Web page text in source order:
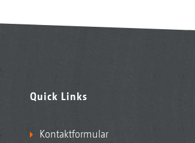
Quick Links
Kontaktformular